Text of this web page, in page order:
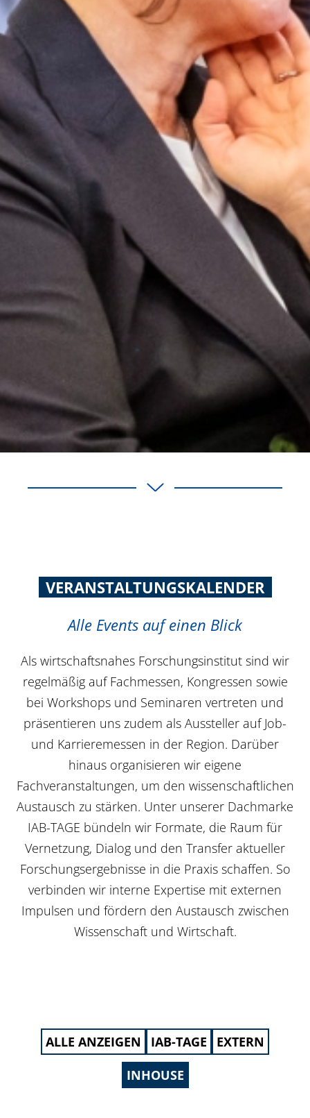
VERANSTALTUNGSKALENDER
Alle Events auf einen Blick
Als wirtschaftsnahes Forschungsinstitut sind wir
regelmäßig auf Fachmessen, Kongressen sowie
bei Workshops und Seminaren vertreten und
präsentieren uns zudem als Aussteller auf Job-
und Karrieremessen in der Region. Darüber
hinaus organisieren wir eigene
Fachveranstaltungen, um den wissenschaftlichen
Austausch zu stärken. Unter unserer Dachmarke
IAB-TAGE bündeln wir Formate, die Raum für
Vernetzung, Dialog und den Transfer aktueller
Forschungsergebnisse in die Praxis schaffen. So
verbinden wir interne Expertise mit externen
Impulsen und fördern den Austausch zwischen
Wissenschaft und Wirtschaft.
ALLE ANZEIGEN IAB-TAGE
EXTERN
INHOUSE